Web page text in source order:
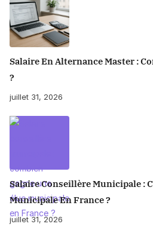
Salaire En Alternance Master :
?
juillet 31, 2026
Salaire Conseillère Municipale :
Municipale En France ?
juillet 31, 2026